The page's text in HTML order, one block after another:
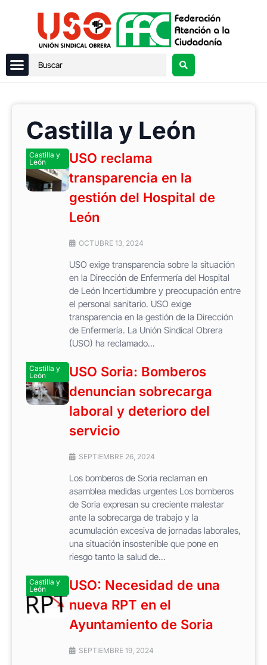
Castilla y León
Castilla y
León
USO reclama
transparencia en la
gestión del Hospital de
León
OCTUBRE 13, 2024
USO exige transparencia sobre la situación
en la Dirección de Enfermería del Hospital
de León Incertidumbre y preocupación entre
el personal sanitario. USO exige
transparencia en la gestión de la Dirección
de Enfermería. La Unión Sindical Obrera
(USO) ha reclamado...
Castilla y
León
USO Soria: Bomberos
denuncian sobrecarga
laboral y deterioro del
servicio
SEPTIEMBRE 26, 2024
Los bomberos de Soria reclaman en
asamblea medidas urgentes Los bomberos
de Soria expresan su creciente malestar
ante la sobrecarga de trabajo y la
acumulación excesiva de jornadas laborales,
una situación insostenible que pone en
riesgo tanto la salud de...
Castilla y
León
USO: Necesidad de una
nueva RPT en el
Ayuntamiento de Soria
SEPTIEMBRE 19, 2024